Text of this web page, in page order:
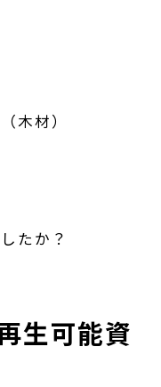
木材）
たか？
生可能資